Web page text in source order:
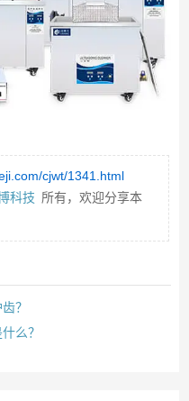
cjwt/1341.html
科技 所有，欢迎分享本
？
么？